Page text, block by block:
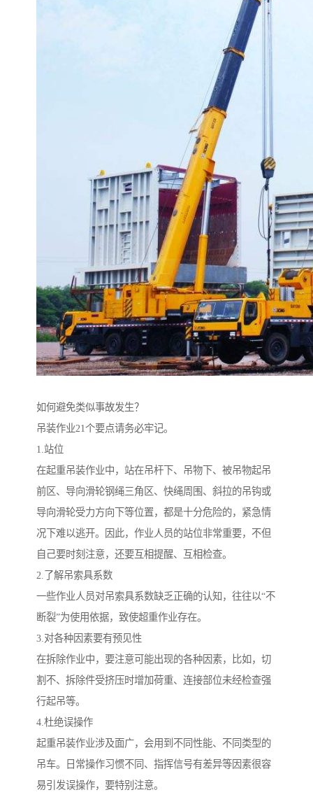
如何避免类似事故发生？
吊装作业21个要点请务必牢记。
1.站位
在起重吊装作业中，站在吊杆下、吊物下、被吊物起吊
前区、导向滑轮钢绳三角区、快绳周围、斜拉的吊钩或
导向滑轮受力方向下等位置，都是十分危险的，紧急情
况下难以逃开。因此，作业人员的站位非常重要，不但
自己要时刻注意，还要互相提醒、互相检查。
2.了解吊索具系数
一些作业人员对吊索具系数缺乏正确的认知，往往以“不
断裂”为使用依据，致使超重作业存在。
3.对各种因素要有预见性
在拆除作业中，要注意可能出现的各种因素，比如，切
割不、拆除件受挤压时增加荷重、连接部位未经检查强
行起吊等。
4.杜绝误操作
起重吊装作业涉及面广，会用到不同性能、不同类型的
吊车。日常操作习惯不同、指挥信号有差异等因素很容
易引发误操作，要特别注意。